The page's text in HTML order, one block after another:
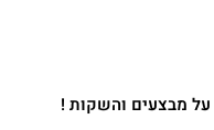
על מבצעים והשקות !